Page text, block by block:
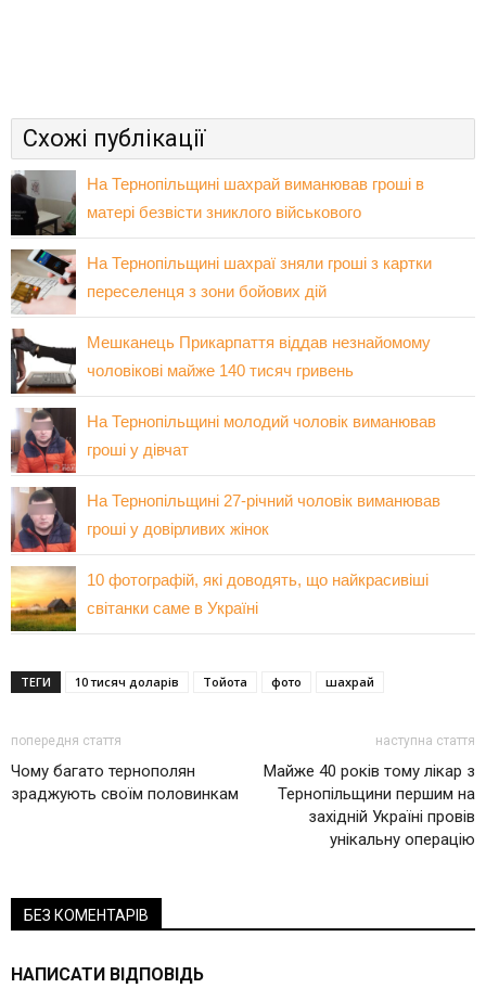
Схожі публікації
На Тернопільщині шахрай виманював гроші в
матері безвісти зниклого військового
На Тернопільщині шахраї зняли гроші з картки
переселенця з зони бойових дій
Мешканець Прикарпаття віддав незнайомому
чоловікові майже 140 тисяч гривень
На Тернопільщині молодий чоловік виманював
гроші у дівчат
На Тернопільщині 27-річний чоловік виманював
гроші у довірливих жінок
10 фотографій, які доводять, що найкрасивіші
світанки саме в Україні
ТЕГИ 10 тисяч доларів Тойота фото шахрай
попередня стаття
Чому багато тернополян
зраджують своїм половинкам
наступна стаття
Майже 40 років тому лікар з
Тернопільщини першим на
західній Україні провів
унікальну операцію
БЕЗ КОМЕНТАРІВ
НАПИСАТИ ВІДПОВІДЬ